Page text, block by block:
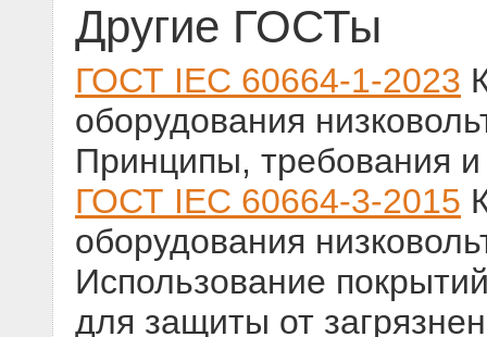
Другие ГОСТы
ГОСТ IEC 60664-1-2023
оборудования
Принципы, требования
ГОСТ IEC 60664-3-2015
оборудования
Использование
для защиты от